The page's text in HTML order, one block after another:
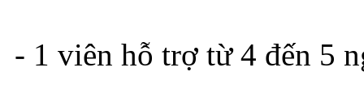
- 1 viên hỗ trợ từ 4 đến 5